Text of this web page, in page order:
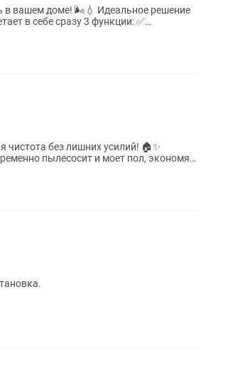
в вашем доме! 🌬️💧 Идеальное решение
в себе сразу 3 функции: ✅
без лишних усилий! 🏠✨
пылесосит и моет пол, экономя